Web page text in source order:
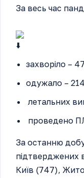
За весь час
захворіло –
одужало –
летальних
проведено
За останню добу
підтверджених
Київ (747),